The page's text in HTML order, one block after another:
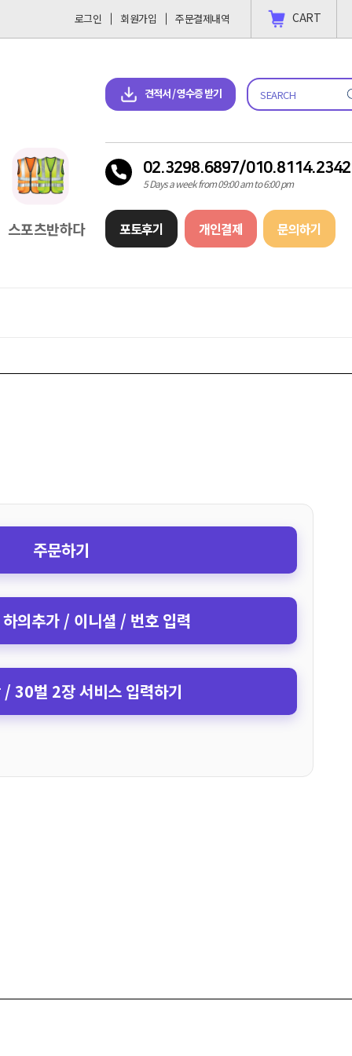
CART
로그인 회원가입 주문결제내역
견적서 / 영수증 받기
02.3298.6897/010.8114.2342
5 Days a week from 09:00 am to 6:00 pm
포토후기 개인결제 문의하기
하고싶을땐? 견적서 & 영수증 다운로드
스포츠반하다
주문하기
의추가 / 이니셜 / 번호 입력
30벌 2장 서비스 입력하기